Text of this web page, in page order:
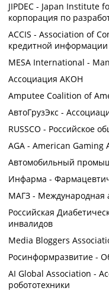
JIPDEC - Japan Institute
корпорация по
ACCIS - Association of
кредитной информации
MESA International -
Ассоциация АКОН
Amputee Coalition of
АвтоГрузЭкс -
RUSSCO - Российское
AGA - American Gaming
Автомобильный
Инфарма -
МАГЗ - Международная
Российская
инвалидов
Media Bloggers
Росинформразвитие -
AI Global Association -
робототехники